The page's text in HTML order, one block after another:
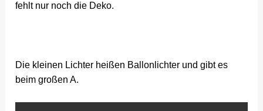
fehlt nur noch die Deko.
Die kleinen Lichter heißen Ballonlichter und gibt es
beim großen A.